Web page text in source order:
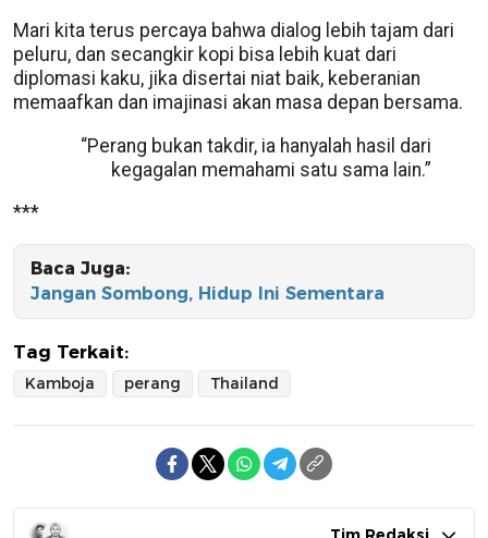
Mari kita terus percaya bahwa dialog lebih tajam dari
peluru, dan secangkir kopi bisa lebih kuat dari
diplomasi kaku, jika disertai niat baik, keberanian
memaafkan dan imajinasi akan masa depan bersama.
“Perang bukan takdir, ia hanyalah hasil dari
kegagalan memahami satu sama lain.”
***
Baca Juga:
Jangan Sombong, Hidup Ini Sementara
Tag Terkait:
Kamboja perang Thailand